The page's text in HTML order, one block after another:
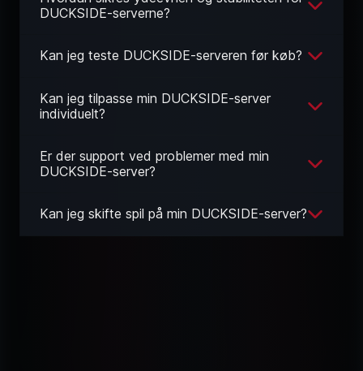
DUCKSIDE-serverne?
Kan jeg teste DUCKSIDE-serveren før køb?
Kan jeg tilpasse min DUCKSIDE-server
individuelt?
Er der support ved problemer med min
DUCKSIDE-server?
Kan jeg skifte spil på min DUCKSIDE-server?